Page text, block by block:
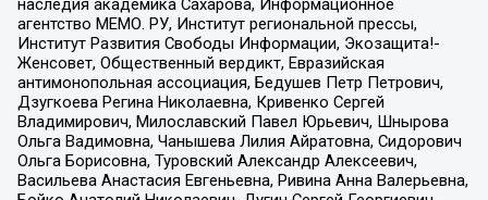
наследия академика Сахарова, Информационное
агентство МЕМО. РУ, Институт региональной прессы,
Институт Развития Свободы Информации, Экозащита!-
Женсовет, Общественный вердикт, Евразийская
антимонопольная ассоциация, Бедушев Петр Петрович,
Дзугкоева Регина Николаевна, Кривенко Сергей
Владимирович, Милославский Павел Юрьевич, Шнырова
Ольга Вадимовна, Чанышева Лилия Айратовна, Сидорович
Ольга Борисовна, Туровский Александр Алексеевич,
Васильева Анастасия Евгеньевна, Ривина Анна Валерьевна,